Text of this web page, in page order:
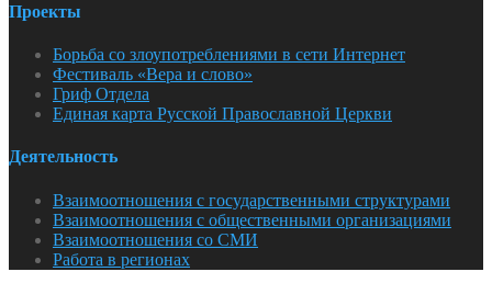
Проекты
Борьба со злоупотреблениями в сети Интернет
Фестиваль «Вера и слово»
Гриф Отдела
Единая карта Русской Православной Церкви
Деятельность
Взаимоотношения с государственными структурами
Взаимоотношения с общественными организациями
Взаимоотношения со СМИ
Работа в регионах